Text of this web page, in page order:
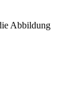
Abbildung